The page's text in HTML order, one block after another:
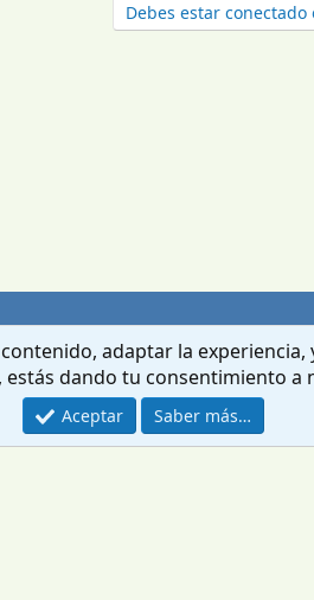
Debes estar
adaptar la
dando tu consentimiento a
Aceptar Saber más…